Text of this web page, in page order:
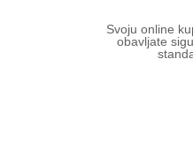
Svoju online
obavljate